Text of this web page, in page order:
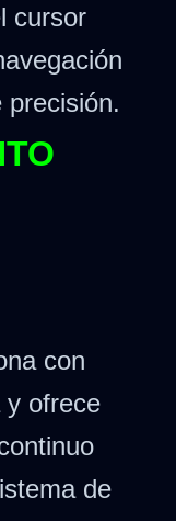
cursor
precisión.
con
y ofrece
de